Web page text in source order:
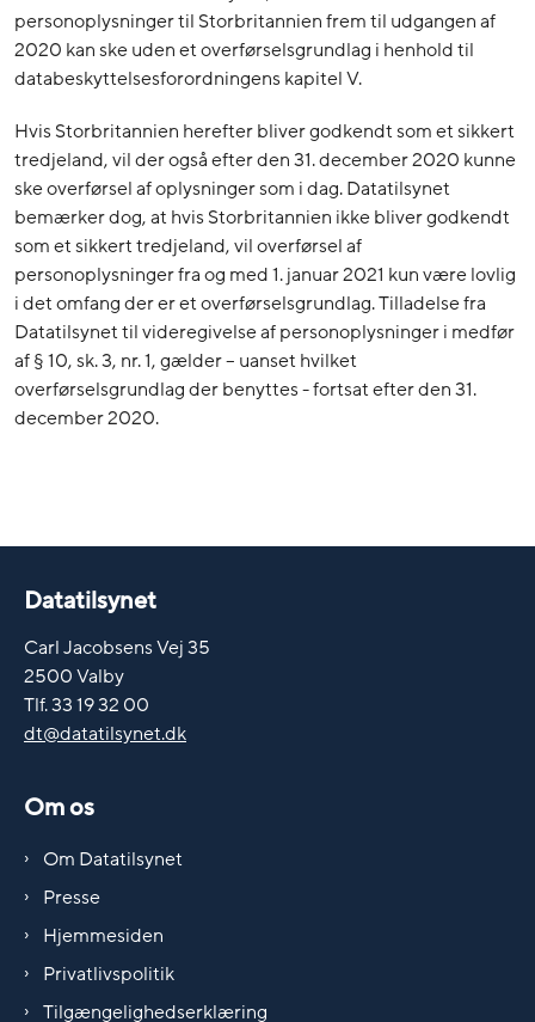
personoplysninger til Storbritannien frem til udgangen af
2020 kan ske uden et overførselsgrundlag i henhold til
databeskyttelsesforordningens kapitel V.
Hvis Storbritannien herefter bliver godkendt som et sikkert
tredjeland, vil der også efter den 31. december 2020 kunne
ske overførsel af oplysninger som i dag. Datatilsynet
bemærker dog, at hvis Storbritannien ikke bliver godkendt
som et sikkert tredjeland, vil overførsel af
personoplysninger fra og med 1. januar 2021 kun være lovlig
i det omfang der er et overførselsgrundlag. Tilladelse fra
Datatilsynet til videregivelse af personoplysninger i medfør
af § 10, sk. 3, nr. 1, gælder – uanset hvilket
overførselsgrundlag der benyttes - fortsat efter den 31.
december 2020.
Datatilsynet
Carl Jacobsens Vej 35
2500 Valby
Tlf. 33 19 32 00
dt@datatilsynet.dk
Om os
Om Datatilsynet
Presse
Hjemmesiden
Privatlivspolitik
Tilgængelighedserklæring